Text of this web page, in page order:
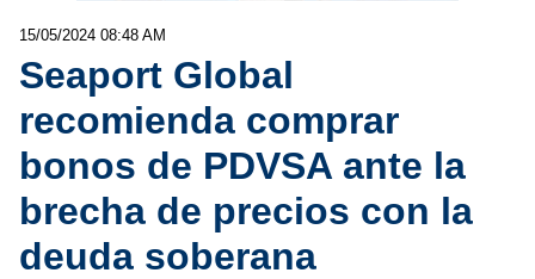
15/05/2024 08:48 AM
Seaport Global
recomienda comprar
bonos de PDVSA ante la
brecha de precios con la
deuda soberana